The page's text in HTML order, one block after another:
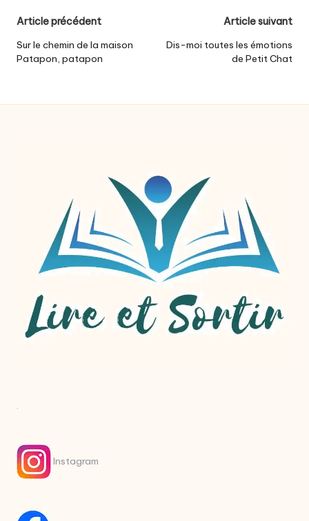
Post
navigation
Article précédent
Sur le chemin de la maison
Patapon, patapon
Article suivant
Dis-moi toutes les émotions
de Petit Chat
.
Instagram